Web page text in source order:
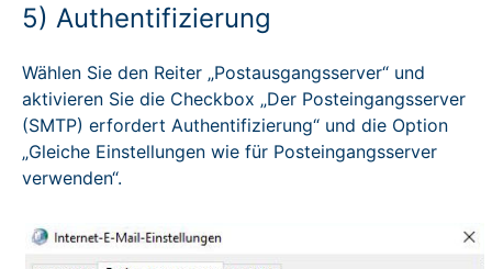
5) Authentifizierung
Wählen Sie den Reiter „Postausgangsserver“ und
aktivieren Sie die Checkbox „Der Posteingangsserver
(SMTP) erfordert Authentifizierung“ und die Option
„Gleiche Einstellungen wie für Posteingangsserver
verwenden“.